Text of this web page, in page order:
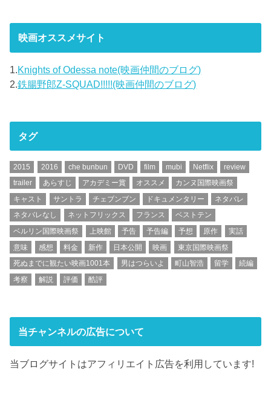
映画オススメサイト
1.Knights of Odessa note(映画仲間のブログ)
2.鉄腸野郎Z-SQUAD!!!!!(映画仲間のブログ)
タグ
2015 2016 che bunbun DVD film mubi Netflix
review
trailer
あらすじ アカデミー賞 オススメ
カンヌ国際映画祭
キャスト
サントラ チェブンブン ドキュメンタリー
ネタバレ
ネタバレなし
ネットフリックス フランス
ベストテン
ベルリン国際映画祭
上映館 予告 予告編 予想 原作
実話
意味
感想 料金 新作 日本公開 映画
東京国際映画祭
死ぬまでに観たい映画1001本
男はつらいよ 町山智浩 留学
続編
考察
解説 評価 酷評
当チャンネルの広告について
当ブログサイトはアフィリエイト広告を利用しています!